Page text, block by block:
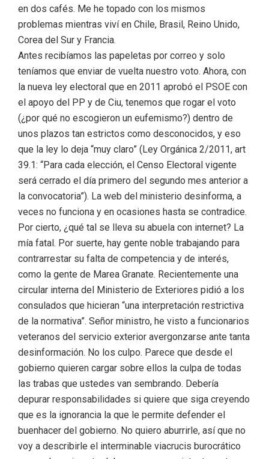
en dos cafés. Me he topado con los mismos
problemas mientras viví en Chile, Brasil, Reino Unido,
Corea del Sur y Francia.
Antes recibíamos las papeletas por correo y solo
teníamos que enviar de vuelta nuestro voto. Ahora, con
la nueva ley electoral que en 2011 aprobó el PSOE con
el apoyo del PP y de Ciu, tenemos que rogar el voto
(¿por qué no escogieron un eufemismo?) dentro de
unos plazos tan estrictos como desconocidos, y eso
que la ley lo deja “muy claro” (Ley Orgánica 2/2011, art
39.1: “Para cada elección, el Censo Electoral vigente
será cerrado el día primero del segundo mes anterior a
la convocatoria”). La web del ministerio desinforma, a
veces no funciona y en ocasiones hasta se contradice.
Por cierto, ¿qué tal se lleva su abuela con internet? La
mía fatal. Por suerte, hay gente noble trabajando para
contrarrestar su falta de competencia y de interés,
como la gente de Marea Granate. Recientemente una
circular interna del Ministerio de Exteriores pidió a los
consulados que hicieran “una interpretación restrictiva
de la normativa”. Señor ministro, he visto a funcionarios
veteranos del servicio exterior avergonzarse ante tanta
desinformación. No los culpo. Parece que desde el
gobierno quieren cargar sobre ellos la culpa de todas
las trabas que ustedes van sembrando. Debería
depurar responsabilidades si quiere que siga creyendo
que es la ignorancia la que le permite defender el
buenhacer del gobierno. No quiero aburrirle, así que no
voy a describirle el interminable viacrucis burocrático